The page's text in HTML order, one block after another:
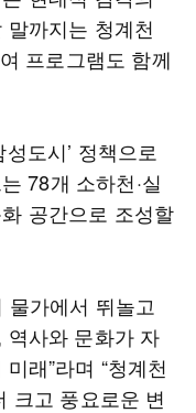
까지는 청계천
프로그램도 함께
도시’ 정책으로
78개 소하천·실
공간으로 조성할
물가에서 뛰놀고
사와 문화가 자
래”라며 “청계천
크고 풍요로운 변